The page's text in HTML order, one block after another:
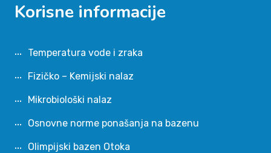
Korisne informacije
Temperatura vode i zraka
Fizičko – Kemijski nalaz
Mikrobiološki nalaz
Osnovne norme ponašanja na bazenu
Olimpijski bazen Otoka